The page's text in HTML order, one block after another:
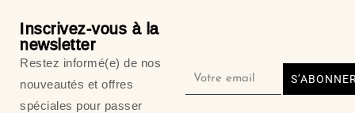
Inscrivez-vous à la
newsletter
Restez informé(e) de nos
nouveautés et offres
spéciales pour passer